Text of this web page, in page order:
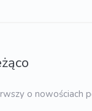
o nowościach